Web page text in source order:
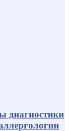
диагностики